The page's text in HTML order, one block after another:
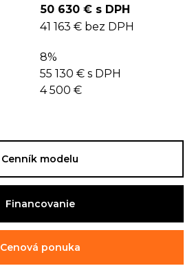
50 630 € s DPH
41 163 € bez DPH
8%
55 130 € s DPH
4 500 €
Cenník modelu
Financovanie
Cenová ponuka